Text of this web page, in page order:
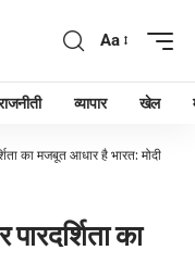
Aa
व्यापार खेल
का मजबूत आधार है भारत: मोदी
का